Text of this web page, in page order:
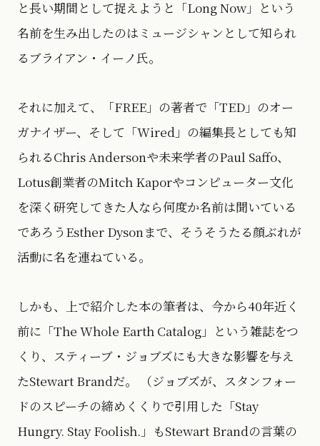
と長い期間として捉えようと「Long Now」という
名前を生み出したのはミュージシャンとして知られ
るブライアン・イーノ氏。
それに加えて、「FREE」の著者で「TED」のオー
ガナイザー、そして「Wired」の編集長としても知
られるChris Andersonや未来学者のPaul Saffo、
Lotus創業者のMitch Kaporやコンピューター文化
を深く研究してきた人なら何度か名前は聞いている
であろうEsther Dysonまで、そうそうたる顔ぶれが
活動に名を連ねている。
しかも、上で紹介した本の筆者は、今から40年近く
前に「The Whole Earth Catalog」という雑誌をつ
くり、スティーブ・ジョブズにも大きな影響を与え
たStewart Brandだ。 （ジョブズが、スタンフォー
ドのスピーチの締めくくりで引用した「Stay
Hungry. Stay Foolish.」もStewart Brandの言葉の